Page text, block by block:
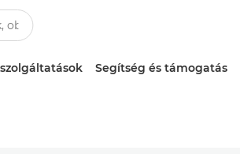
Segítség és támogatás